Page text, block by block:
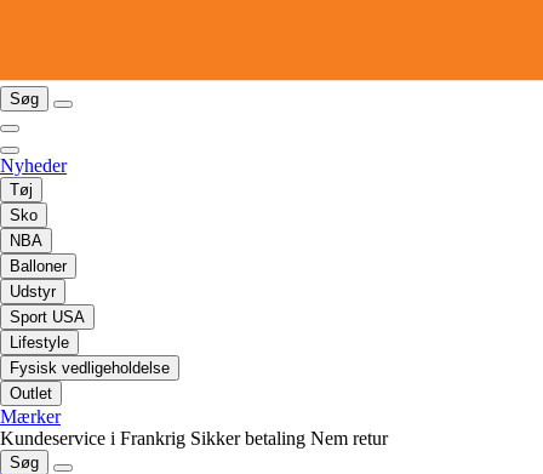
Søg
Nyheder
Tøj
Sko
NBA
Balloner
Udstyr
Sport USA
Lifestyle
Fysisk vedligeholdelse
Outlet
Mærker
Kundeservice i Frankrig Sikker betaling Nem retur
Søg